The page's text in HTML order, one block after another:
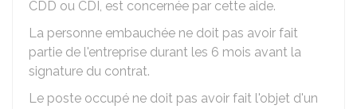
CDD ou CDI, est concernée par cette aide.
La personne embauchée ne doit pas avoir fait
partie de l'entreprise durant les 6 mois avant la
signature du contrat.
Le poste occupé ne doit pas avoir fait l'objet d'un